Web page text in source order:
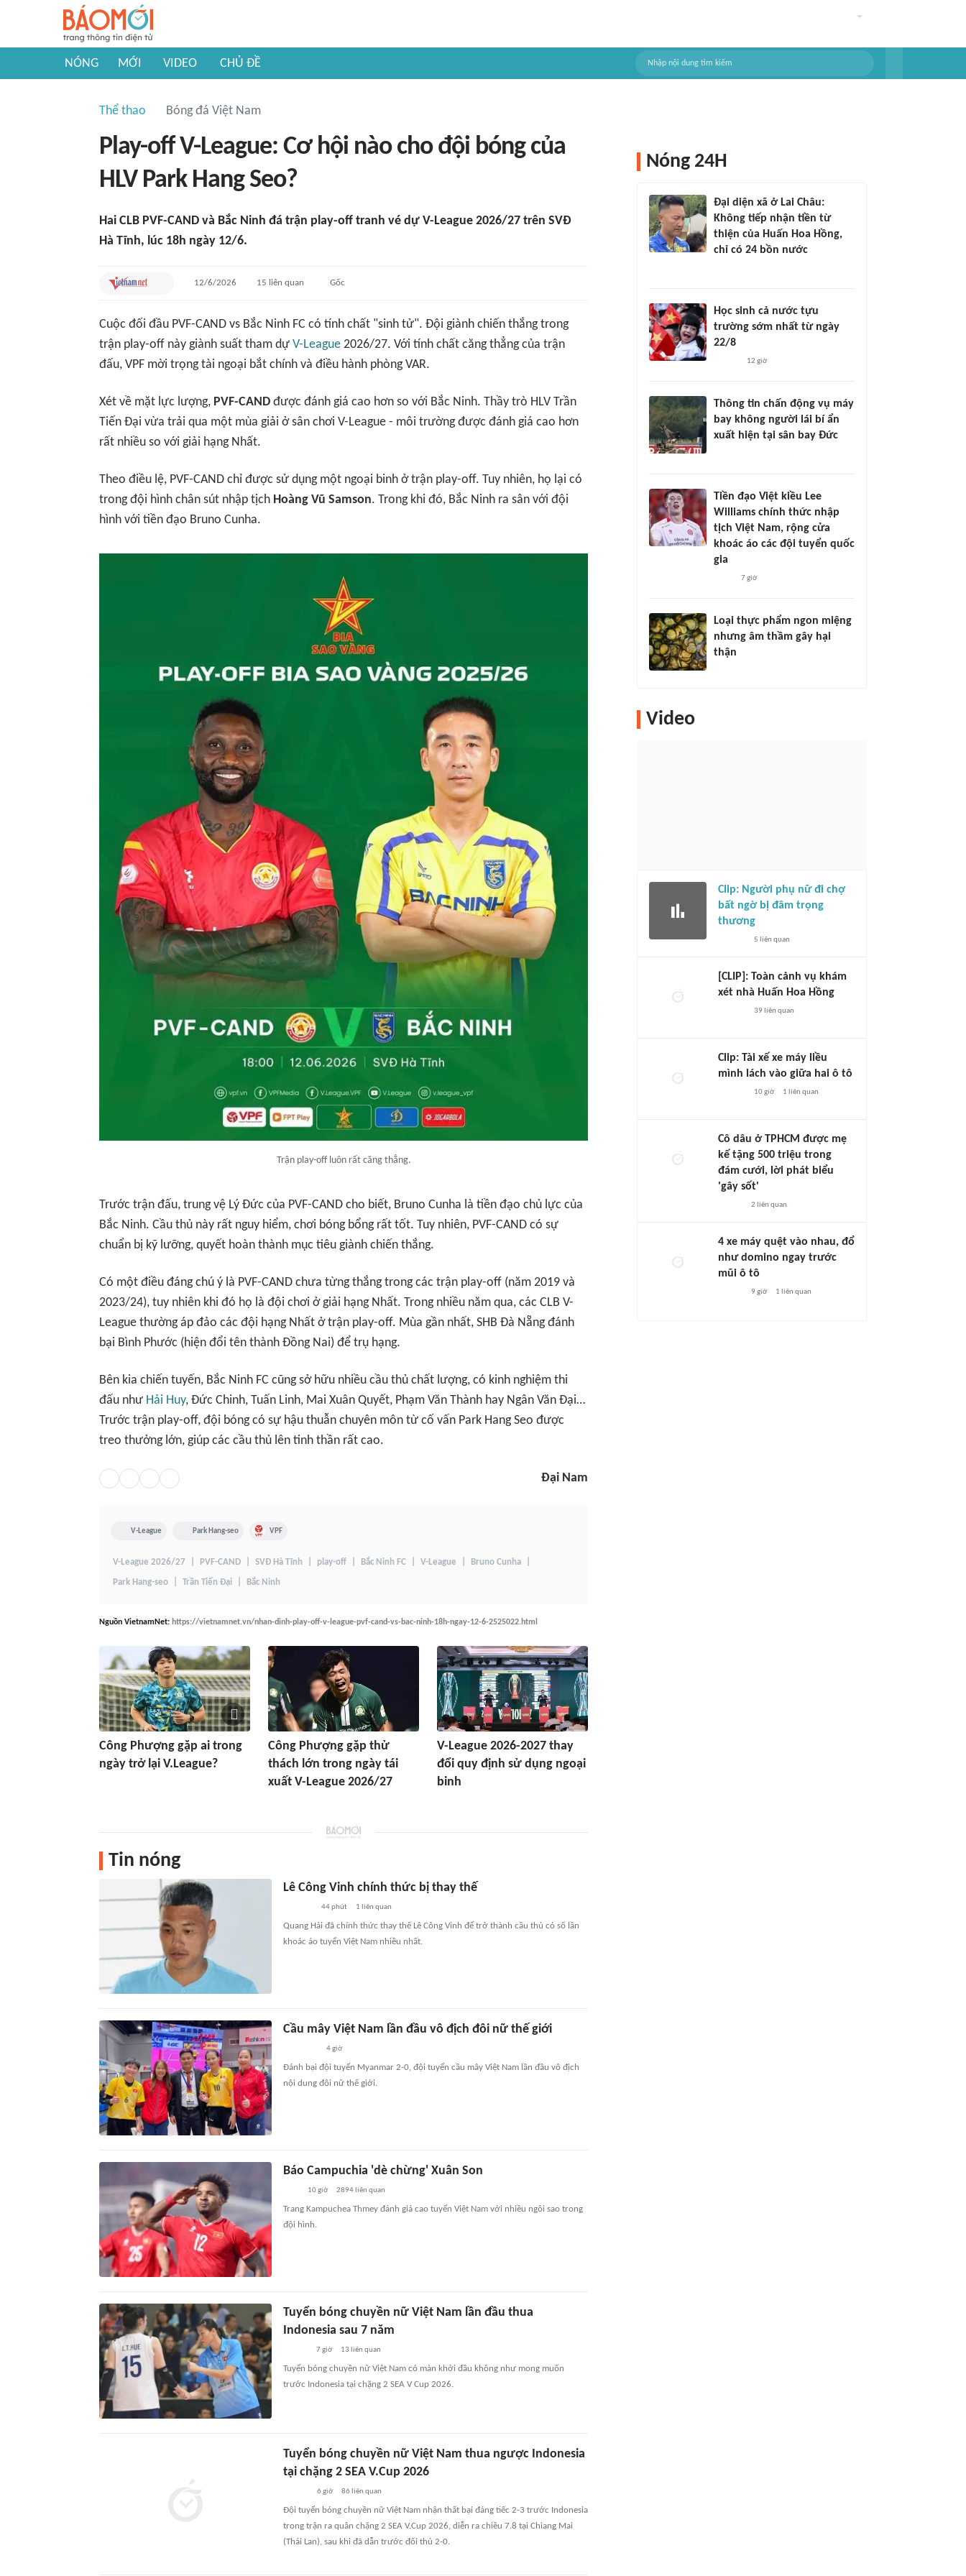
NÓNG MỚI VIDEO CHỦ ĐỀ
Thể thao Bóng đá Việt Nam
Play-off V-League: Cơ hội nào cho đội bóng của
HLV Park Hang Seo?
Hai CLB PVF-CAND và Bắc Ninh đá trận play-off tranh vé dự V-League 2026/27 trên SVĐ
Hà Tĩnh, lúc 18h ngày 12/6.
12/6/2026 15 liên quan Gốc
Cuộc đối đầu PVF-CAND vs Bắc Ninh FC có tính chất "sinh tử". Đội giành chiến thắng trong
trận play-off này giành suất tham dự V-League 2026/27. Với tính chất căng thẳng của trận
đấu, VPF mời trọng tài ngoại bắt chính và điều hành phòng VAR.
Xét về mặt lực lượng, PVF-CAND được đánh giá cao hơn so với Bắc Ninh. Thầy trò HLV Trần
Tiến Đại vừa trải qua một mùa giải ở sân chơi V-League - môi trường được đánh giá cao hơn
rất nhiều so với giải hạng Nhất.
Theo điều lệ, PVF-CAND chỉ được sử dụng một ngoại binh ở trận play-off. Tuy nhiên, họ lại có
trong đội hình chân sút nhập tịch Hoàng Vũ Samson. Trong khi đó, Bắc Ninh ra sân với đội
hình với tiền đạo Bruno Cunha.
Trận play-off luôn rất căng thẳng.
Trước trận đấu, trung vệ Lý Đức của PVF-CAND cho biết, Bruno Cunha là tiền đạo chủ lực của
Bắc Ninh. Cầu thủ này rất nguy hiểm, chơi bóng bổng rất tốt. Tuy nhiên, PVF-CAND có sự
chuẩn bị kỹ lưỡng, quyết hoàn thành mục tiêu giành chiến thắng.
Có một điều đáng chú ý là PVF-CAND chưa từng thắng trong các trận play-off (năm 2019 và
2023/24), tuy nhiên khi đó họ là đội chơi ở giải hạng Nhất. Trong nhiều năm qua, các CLB V-
League thường áp đảo các đội hạng Nhất ở trận play-off. Mùa gần nhất, SHB Đà Nẵng đánh
bại Bình Phước (hiện đổi tên thành Đồng Nai) để trụ hạng.
Bên kia chiến tuyến, Bắc Ninh FC cũng sở hữu nhiều cầu thủ chất lượng, có kinh nghiệm thi
đấu như Hải Huy, Đức Chinh, Tuấn Linh, Mai Xuân Quyết, Phạm Văn Thành hay Ngân Văn Đại…
Trước trận play-off, đội bóng có sự hậu thuẫn chuyên môn từ cố vấn Park Hang Seo được
treo thưởng lớn, giúp các cầu thủ lên tinh thần rất cao.
Đại Nam
V-League Park Hang-seo VPF
V-League 2026/27 PVF-CAND SVĐ Hà Tĩnh play-off Bắc Ninh FC V-League Bruno Cunha
Park Hang-seo Trần Tiến Đại Bắc Ninh
Nguồn VietnamNet: https://vietnamnet.vn/nhan-dinh-play-off-v-league-pvf-cand-vs-bac-ninh-18h-ngay-12-6-2525022.html
Công Phượng gặp ai trong
ngày trở lại V.League?
Công Phượng gặp thử
thách lớn trong ngày tái
xuất V-League 2026/27
V-League 2026-2027 thay
đổi quy định sử dụng ngoại
binh
Tin nóng
Lê Công Vinh chính thức bị thay thế
44 phút 1 liên quan
Quang Hải đã chính thức thay thế Lê Công Vinh để trở thành cầu thủ có số lần
khoác áo tuyển Việt Nam nhiều nhất.
Cầu mây Việt Nam lần đầu vô địch đôi nữ thế giới
4 giờ
Đánh bại đội tuyển Myanmar 2-0, đội tuyển cầu mây Việt Nam lần đầu vô địch
nội dung đôi nữ thế giới.
Báo Campuchia 'dè chừng' Xuân Son
10 giờ 2894liên quan
Trang Kampuchea Thmey đánh giá cao tuyển Việt Nam với nhiều ngôi sao trong
đội hình.
Tuyển bóng chuyền nữ Việt Nam lần đầu thua
Indonesia sau 7 năm
7 giờ 13 liên quan
Tuyển bóng chuyền nữ Việt Nam có màn khởi đầu không như mong muốn
trước Indonesia tại chặng 2 SEA V Cup 2026.
Tuyển bóng chuyền nữ Việt Nam thua ngược Indonesia
tại chặng 2 SEA V.Cup 2026
6 giờ 86 liên quan
Đội tuyển bóng chuyền nữ Việt Nam nhận thất bại đáng tiếc 2-3 trước Indonesia
trong trận ra quân chặng 2 SEA V.Cup 2026, diễn ra chiều 7.8 tại Chiang Mai
(Thái Lan), sau khi đã dẫn trước đối thủ 2-0.
Nóng 24H
Đại diện xã ở Lai Châu:
Không tiếp nhận tiền từ
thiện của Huấn Hoa Hồng,
chỉ có 24 bồn nước
Học sinh cả nước tựu
trường sớm nhất từ ngày
22/8
12 giờ
Thông tin chấn động vụ máy
bay không người lái bí ẩn
xuất hiện tại sân bay Đức
Tiền đạo Việt kiều Lee
Williams chính thức nhập
tịch Việt Nam, rộng cửa
khoác áo các đội tuyển quốc
gia
7 giờ
Loại thực phẩm ngon miệng
nhưng âm thầm gây hại
thận
Video
Clip: Người phụ nữ đi chợ
bất ngờ bị đâm trọng
thương
5 liên quan
[CLIP]: Toàn cảnh vụ khám
xét nhà Huấn Hoa Hồng
39 liên quan
Clip: Tài xế xe máy liều
mình lách vào giữa hai ô tô
10 giờ 1 liên quan
Cô dâu ở TPHCM được mẹ
kế tặng 500 triệu trong
đám cưới, lời phát biểu
'gây sốt'
2 liên quan
4 xe máy quệt vào nhau, đổ
như domino ngay trước
mũi ô tô
9 giờ 1 liên quan